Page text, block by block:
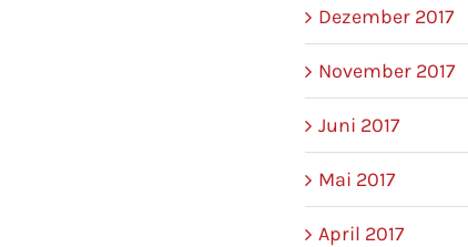
Dezember 2017
November 2017
Juni 2017
Mai 2017
April 2017